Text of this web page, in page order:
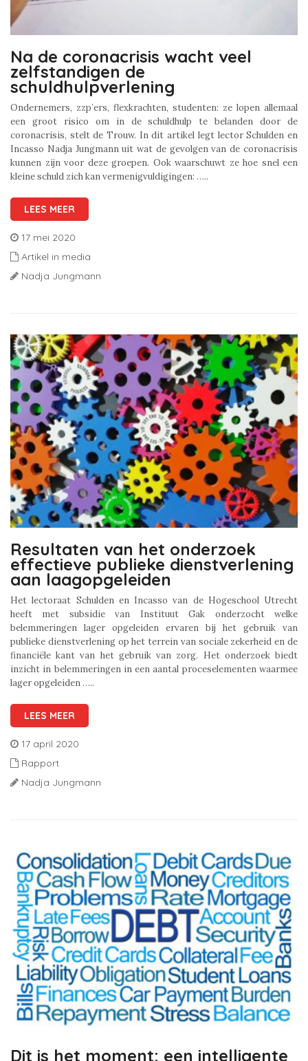
Na de coronacrisis wacht veel
zelfstandigen de
schuldhulpverlening
Ondernemers, zzp’ers, flexkrachten, studenten: ze lopen allemaal
een groot risico om in de schuldhulp te belanden door de
coronacrisis, stelt de Trouw. In dit artikel legt lector Schulden en
Incasso Nadja Jungmann uit wat de gevolgen van de coronacrisis
kunnen zijn voor deze groepen. Ook waarschuwt ze hoe snel een
kleine schuld zich kan vermenigvuldigingen: …..
LEES MEER
17 mei 2020
Artikel in media
Nadja Jungmann
Resultaten van het onderzoek
effectieve publieke dienstverlening
aan laagopgeleiden
Het lectoraat Schulden en Incasso van de Hogeschool Utrecht
heeft met subsidie van Instituut Gak onderzocht welke
belemmeringen lager opgeleiden ervaren bij het gebruik van
publieke dienstverlening op het terrein van sociale zekerheid en de
financiële kant van het gebruik van zorg. Het onderzoek biedt
inzicht in belemmeringen in een aantal proceselementen waarmee
lager opgeleiden …..
LEES MEER
17 april 2020
Rapport
Nadja Jungmann
Dit is het moment: een intelligente